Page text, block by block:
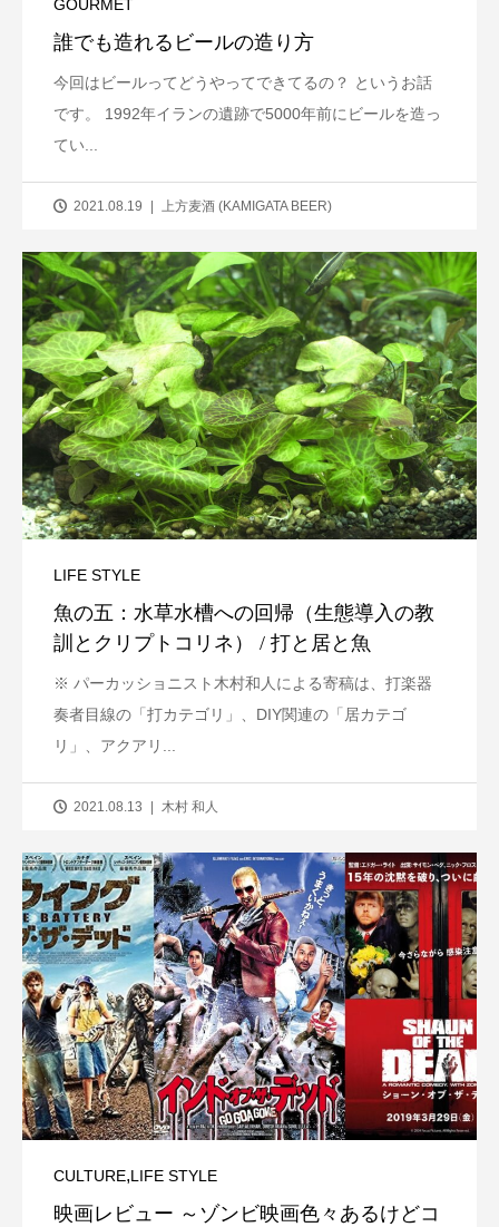
GOURMET
誰でも造れるビールの造り方
今回はビールってどうやってできてるの？ というお話
です。 1992年イランの遺跡で5000年前にビールを造っ
てい...
2021.08.19 上方麦酒 (KAMIGATA BEER)
LIFE STYLE
魚の五：水草水槽への回帰（生態導入の教
訓とクリプトコリネ） / 打と居と魚
※ パーカッショニスト木村和人による寄稿は、打楽器
奏者目線の「打カテゴリ」、DIY関連の「居カテゴ
リ」、アクアリ...
2021.08.13 木村 和人
CULTURE,LIFE STYLE
映画レビュー ～ゾンビ映画色々あるけどコ